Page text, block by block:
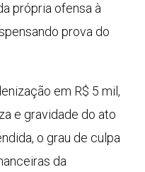
própria ofensa à
prova do
em R$ 5 mil,
e gravidade do ato
o grau de culpa
da